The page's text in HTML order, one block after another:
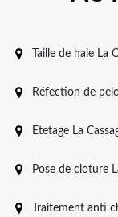
Taille de haie La
Réfection de
Etetage La
Pose de cloture
Traitement anti